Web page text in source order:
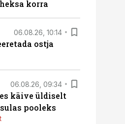
korra
06.08.26, 10:14
ostja
06.08.26, 09:34
käive üldiselt
pooleks